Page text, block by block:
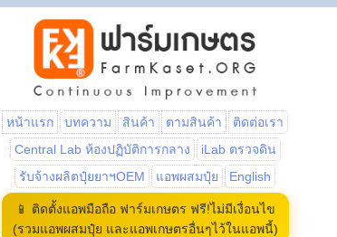
หน้าแรก บทความ สินค้า ตามสินค้า
ติดต่อเรา
Central Lab ห้องปฏิบัติการกลาง
iLab ตรวจดิน
รับจ้างผลิตปุ๋ยยาฯOEM
แอพผสมปุ๋ย English
📱 ติดตั้งแอพมือถือ ฟาร์มเกษตร ฟรี!ไม่มีเงื่อนไข
(รวมแอพผสมปุ๋ย และแอพเกษตรอื่นๆไว้ในแอพนี้)